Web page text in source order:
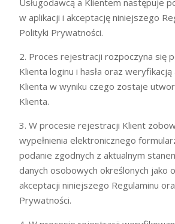
Usługodawcą a Klientem następuje
w aplikacji i akceptację niniejszego
Polityki Prywatności.
2. Proces rejestracji rozpoczyna się
Klienta loginu i hasła oraz
Klienta w wyniku czego zostaje
Klienta.
3. W procesie rejestracji Klient
wypełnienia elektronicznego
podanie zgodnych z aktualnym
danych osobowych określonych jako
akceptacji niniejszego Regulaminu
Prywatności.